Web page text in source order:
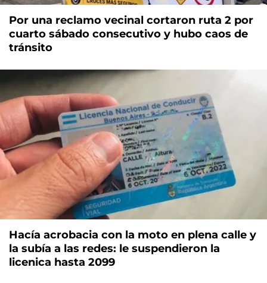
Por una reclamo vecinal cortaron ruta 2 por
cuarto sábado consecutivo y hubo caos de
tránsito
Hacía acrobacia con la moto en plena calle y
la subía a las redes: le suspendieron la
licenica hasta 2099